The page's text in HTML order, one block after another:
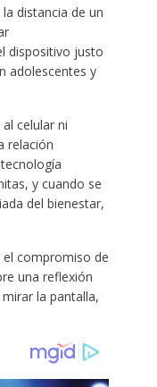
distancia de un
dispositivo justo
adolescentes y
celular ni
relación
y cuando se
del bienestar,
el compromiso de
una reflexión
la pantalla,